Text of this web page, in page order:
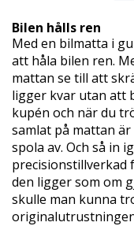
Bilen hålls ren
Med en bilmatta i
att håla bilen ren.
mattan se till att
ligger kvar utan att
kupén och när du
samlat på mattan
spola av. Och så in
precisionstillverkad
den ligger som om
skulle man kunna